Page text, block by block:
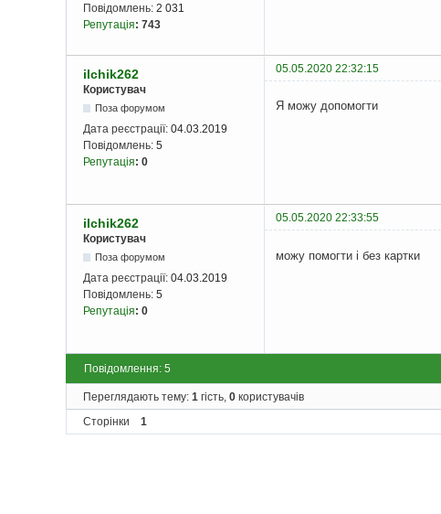
Повідомлень: 2 031
Репутація: 743
ilchik262
05.05.2020 22:32:15
Користувач
Поза форумом
Дата реєстрації: 04.03.2019
Повідомлень: 5
Репутація: 0
Я можу допомогти
ilchik262
05.05.2020 22:33:55
Користувач
Поза форумом
Дата реєстрації: 04.03.2019
Повідомлень: 5
Репутація: 0
можу помогти і без картки
Повідомлення: 5
Переглядають тему: 1 гість, 0 користувачів
Сторінки
1